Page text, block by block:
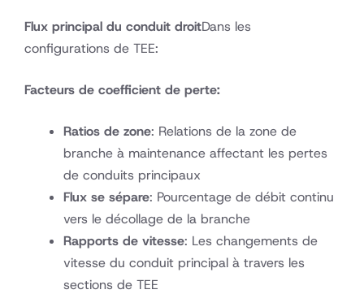
Flux principal du conduit droitDans les
configurations de TEE:
Facteurs de coefficient de perte:
Ratios de zone: Relations de la zone de
branche à maintenance affectant les pertes
de conduits principaux
Flux se sépare: Pourcentage de débit continu
vers le décollage de la branche
Rapports de vitesse: Les changements de
vitesse du conduit principal à travers les
sections de TEE